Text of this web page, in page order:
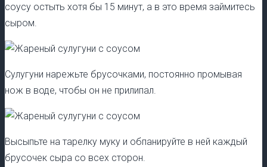
соусу остыть хотя бы 15 минут, а в это время займитесь
сыром.
Сулугуни нарежьте брусочками, постоянно промывая
нож в воде, чтобы он не прилипал.
Высыпьте на тарелку муку и обпанируйте в ней каждый
брусочек сыра со всех сторон.